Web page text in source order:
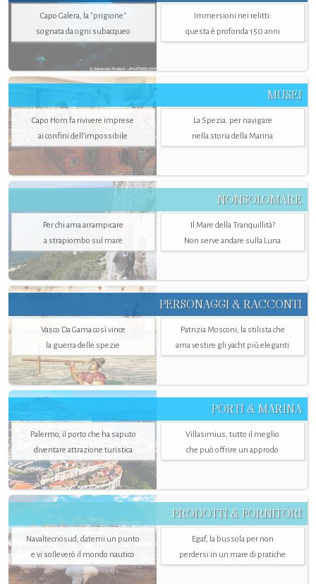
Capo Galera, la "prigione"
sognata da ogni subacqueo
Immersioni nei relitti:
questa è profonda 150 anni
MUSEI
Capo Horn fa rivivere imprese
ai confini dell’impossibile
La Spezia. per navigare
nella storia della Marina
NONSOLOMARE
Per chi ama arrampicare
a strapiombo sul mare
Il Mare della Tranquillità?
Non serve andare sulla Luna
PERSONAGGI & RACCONTI
Vasco Da Gama così vince
la guerra delle spezie
Patrizia Mosconi, la stilista che
ama vestire gli yacht più eleganti
PORTI & MARINA
Palermo, il porto che ha saputo
diventare attrazione turistica
Villasimius, tutto il meglio
che può offrire un approdo
PRODOTTI & FORNITORI
Navaltecnosud, datemi un punto
e vi solleverò il mondo nautico
Egaf, la bussola per non
perdersi in un mare di pratiche